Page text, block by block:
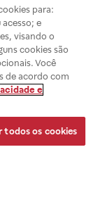
para:
e
visando o
cookies são
Você
de acordo com
e
todos os cookies